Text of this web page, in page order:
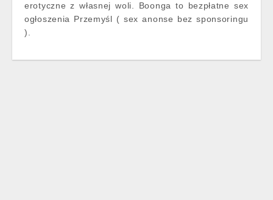
erotyczne z własnej woli. Boonga to bezpłatne sex
ogłoszenia Przemyśl ( sex anonse bez sponsoringu
).